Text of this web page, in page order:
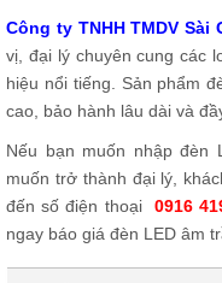
Công ty TNHH TMDV Sài
vị, đại lý chuyên cung các
hiệu nổi tiếng. Sản phẩm
cao, bảo hành lâu dài và
Nếu bạn muốn nhập
muốn trở thành đại lý,
đến số điện thoại 0916
ngay báo giá đèn LED âm